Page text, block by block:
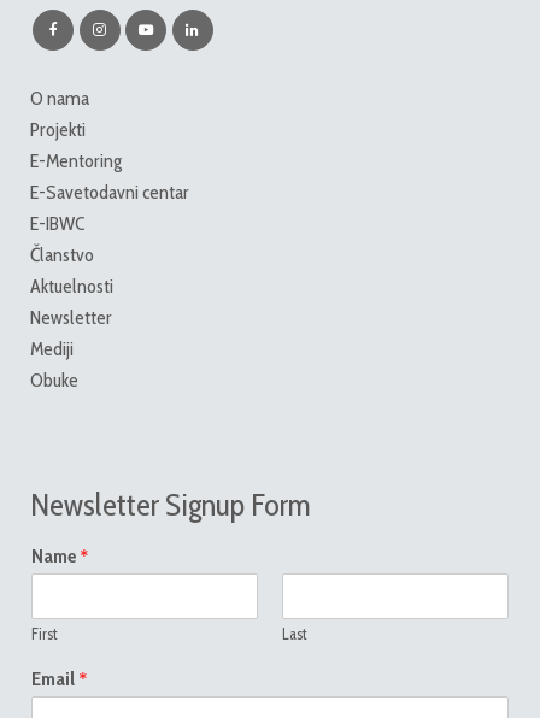
O nama
Projekti
E-Mentoring
E-Savetodavni centar
E-IBWC
Članstvo
Aktuelnosti
Newsletter
Mediji
Obuke
Newsletter Signup Form
Name *
First Last
Email *